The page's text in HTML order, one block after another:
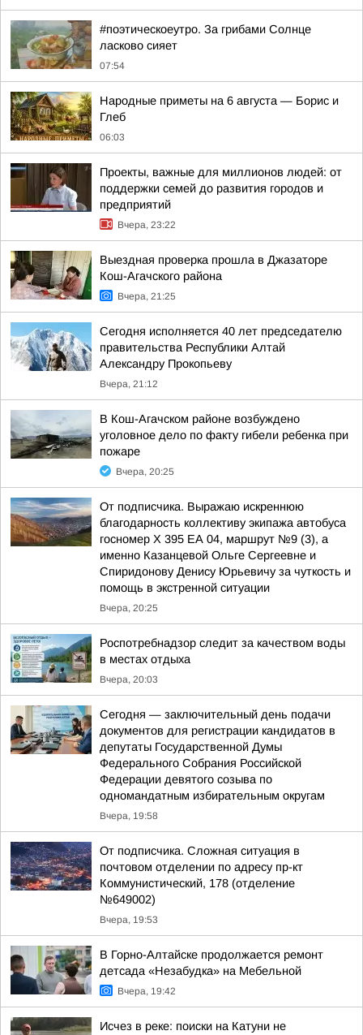
#поэтическоеутро. За грибами Солнце
ласково сияет
07:54
Hapoдныe пpимeты нa 6 aвгуcтa — Бopиc и
Глeб
06:03
Проекты, важные для миллионов людей: от
поддержки семей до развития городов и
предприятий
Вчера, 23:22
Выездная проверка прошла в Джазаторе
Кош-Агачского района
Вчера, 21:25
Сегодня исполняется 40 лет председателю
правительства Республики Алтай
Александру Прокопьеву
Вчера, 21:12
В Кош-Агачском районе возбуждено
уголовное дело по факту гибели ребенка при
пожаре
Вчера, 20:25
От подписчика. Выражаю искреннюю
благодарность коллективу экипажа автобуса
госномер X 395 ЕА 04, маршрут №9 (3), а
именно Казанцевой Ольге Сергеевне и
Спиридонову Денису Юрьевичу за чуткость и
помощь в экстренной ситуации
Вчера, 20:25
Роспотребнадзор следит за качеством воды
в местах отдыха
Вчера, 20:03
Сегодня — заключительный день подачи
документов для регистрации кандидатов в
депутаты Государственной Думы
Федерального Собрания Российской
Федерации девятого созыва по
одномандатным избирательным округам
Вчера, 19:58
От подписчика. Сложная ситуация в
почтовом отделении по адресу пр-кт
Коммунистический, 178 (отделение
№649002)
Вчера, 19:53
В Горно-Алтайске продолжается ремонт
детсада «Незабудка» на Мебельной
Вчера, 19:42
Исчез в реке: поиски на Катуни не